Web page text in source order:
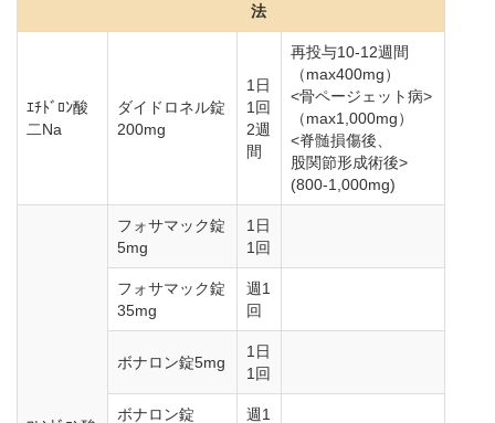
法
ｴﾁﾄﾞﾛﾝ酸
二Na
ダイドロネル錠
200mg
1日
1回
2週
間
再投与10-12週間
（max400mg）
<骨ページェット病>
（max1,000mg）
<脊髄損傷後、
股関節形成術後>
(800-1,000mg)
フォサマック錠
5mg
1日
1回
フォサマック錠
35mg
週1
回
ボナロン錠5mg
1日
1回
ボナロン錠
週1